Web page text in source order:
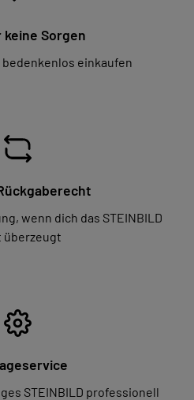
keine Sorgen
einkaufen
wenn dich das STEINBILD
überzeugt
STEINBILD professionell